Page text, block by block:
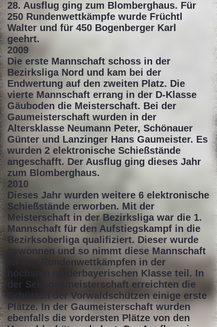
28. Ausflug ging zum Blomberghaus. Für
250 Rundenwettkämpfe wurde Früchtl
Walter und für 450 Bogenberger Karl
geehrt.
2009
Die erste Mannschaft schoss in der
Bezirksliga Nord und kam bei der
Endwertung auf den zweiten Platz. Die
vierte Mannschaft errang in der D-Klasse
Gäuboden die Meisterschaft. Bei der
Gaumeisterschaft wurden in der
Altersklasse Neumann Peter, Schönauer
Günter und Lanzinger Hans Gaumeister. Es
wurden 2 elektronische Schießstände
angeschafft. Der Ausflug ging dieses Jahr
zum Blomberghaus.
2010
Dieses Jahr wurden weitere 6 elektronische
Schießstände erworben. Mit der
Meisterschaft in der Bezirksliga war die 1.
Mannschaft für den Aufstiegskampf in die
Bezirksoberliga qualifiziert. Dieser wurde
gewonnen und so nimmt diese Mannschaft
an den Rundenwettkämpfen in der
höchsten niederbayerischen Klasse teil. In
der Sektionsmeisterschaft erreichten die
Schützen der Vorwaldschützen einige erste
Plätze. In der Gaumeisterschaft wurden
ebenfalls die vordersten Plätze von den